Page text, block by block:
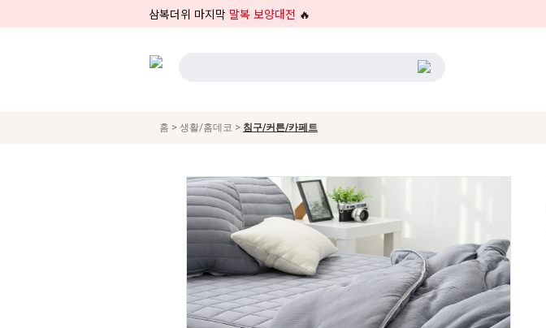
삼복더위 마지막 말복 보양대전 🔥
홈 > 생활/홈데코 > 침구/커튼/카페트